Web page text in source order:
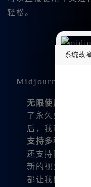
轻松。
Midjourney中文
无限使用
：我
了永久免费使
后，我可以每天
支持多种绘画模
还支持图生图、
新的视觉效果，
都让我能够自由
系统故